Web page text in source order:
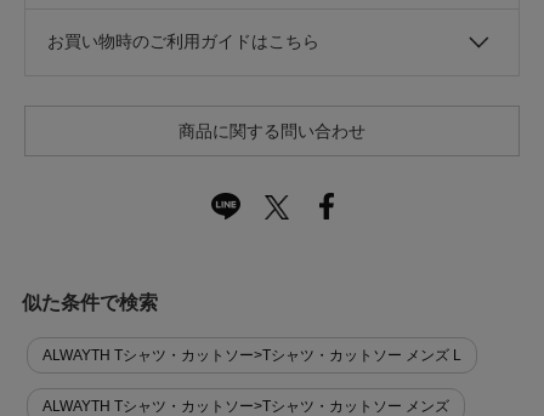
お買い物時のご利用ガイドはこちら
商品に関する問い合わせ
似た条件で検索
ALWAYTH Tシャツ・カットソー>Tシャツ・カットソー メンズ L
ALWAYTH Tシャツ・カットソー>Tシャツ・カットソー メンズ